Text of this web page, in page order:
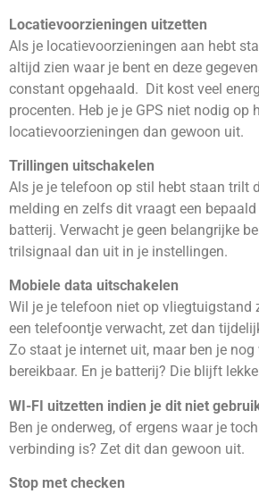
Locatievoorzieningen uitzetten
Als je locatievoorzieningen aan hebt
altijd zien waar je bent en deze
constant opgehaald. Dit kost veel
procenten. Heb je je GPS niet nodig op
locatievoorzieningen dan gewoon uit.
Trillingen uitschakelen
Als je je telefoon op stil hebt staan trilt
melding en zelfs dit vraagt een
batterij. Verwacht je geen belangrijke
trilsignaal dan uit in je instellingen.
Mobiele data uitschakelen
Wil je je telefoon niet op vliegtuigstand
een telefoontje verwacht, zet dan
Zo staat je internet uit, maar ben je nog
bereikbaar. En je batterij? Die blijft
WI-FI uitzetten indien je dit niet
Ben je onderweg, of ergens waar je toch
verbinding is? Zet dit dan gewoon uit.
Stop met checken